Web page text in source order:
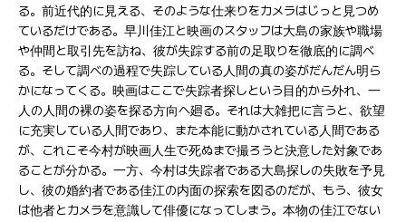
る。前近代的に見える、そのような仕来りをカメラはじっと見つめ
ているだけである。早川佳江と映画のスタッフは大島の家族や職場
や仲間と取引先を訪ね、彼が失踪する前の足取りを徹底的に調べ
る。そして調べの過程で失踪している人間の真の姿がだんだん明ら
かになってくる。映画はここで失踪者探しという目的から外れ、一
人の人間の裸の姿を探る方向へ廻る。それは大雑把に言うと、欲望
に充実している人間であり、また本能に動かされている人間である
が、これこそ今村が映画人生で死ぬまで撮ろうと決意した対象であ
ることが分かる。一方、今村は失踪者である大島探しの失敗を予見
し、彼の婚約者である佳江の内面の探索を図るのだが、もう、彼女
は他者とカメラを意識して俳優になってしまう。本物の佳江でない